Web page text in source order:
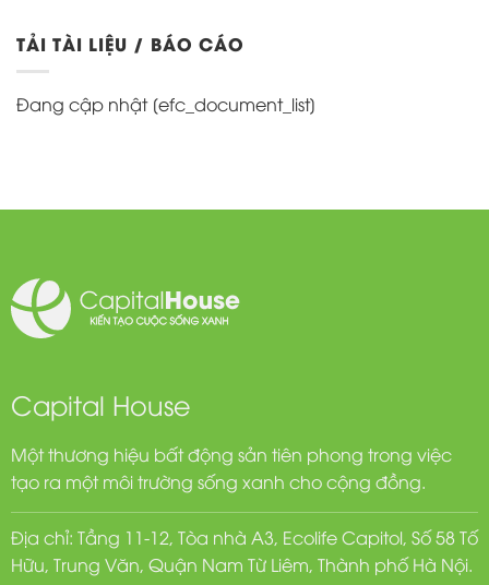
TẢI TÀI LIỆU / BÁO CÁO
Đang cập nhật [efc_document_list]
Capital House
Một thương hiệu bất động sản tiên phong trong việc
tạo ra một môi trường sống xanh cho cộng đồng.
Địa chỉ: Tầng 11-12, Tòa nhà A3, Ecolife Capitol, Số 58 Tố
Hữu, Trung Văn, Quận Nam Từ Liêm, Thành phố Hà Nội.